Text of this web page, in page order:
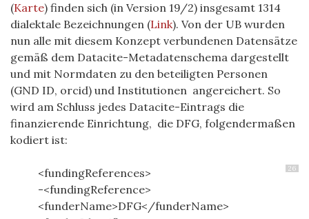
(Karte) finden sich (in Version 19/2) insgesamt 1314
dialektale Bezeichnungen (Link). Von der UB wurden
nun alle mit diesem Konzept verbundenen Datensätze
gemäß dem Datacite-Metadatenschema dargestellt
und mit Normdaten zu den beteiligten Personen
(GND ID, orcid) und Institutionen angereichert. So
wird am Schluss jedes Datacite-Eintrags die
finanzierende Einrichtung, die DFG, folgendermaßen
kodiert ist:
26
<fundingReferences>
-<fundingReference>
<funderName>DFG</funderName>